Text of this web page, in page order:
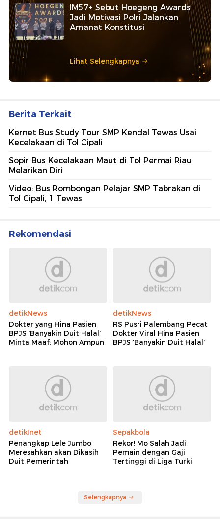
IM57+ Sebut Hoegeng Awards
Jadi Motivasi Polri Jalankan
Amanat Konstitusi
Lihat Selengkapnya
Berita Terkait
Kernet Bus Study Tour SMP Kendal Tewas Usai
Kecelakaan di Tol Cipali
Sopir Bus Kecelakaan Maut di Tol Permai Riau
Melarikan Diri
Video: Bus Rombongan Pelajar SMP Tabrakan di
Tol Cipali, 1 Tewas
Rekomendasi
detikNews
Dokter yang Hina Pasien
BPJS 'Banyakin Duit Halal'
Minta Maaf: Mohon Ampun
detikNews
RS Pusri Palembang Pecat
Dokter Viral Hina Pasien
BPJS 'Banyakin Duit Halal'
detikInet
Penangkap Lele Jumbo
Meresahkan akan Dikasih
Duit Pemerintah
Sepakbola
Rekor! Mo Salah Jadi
Pemain dengan Gaji
Tertinggi di Liga Turki
Selengkapnya